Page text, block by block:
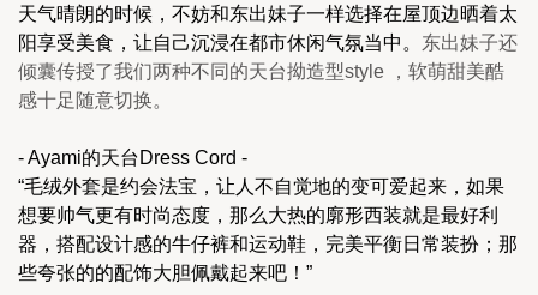
天气晴朗的时候，不妨和东出妹子一样选择在屋顶边晒着太
阳享受美食，让自己沉浸在都市休闲气氛当中。 东出妹子还
倾囊传授了我们两种不同的天台拗造型style ，软萌甜美酷
感十足随意切换。
- Ayami的天台Dress Cord -
“毛绒外套是约会法宝，让人不自觉地的变可爱起来，如果
想要帅气更有时尚态度，那么大热的廓形西装就是最好利
器，搭配设计感的牛仔裤和运动鞋，完美平衡日常装扮；那
些夸张的的配饰大胆佩戴起来吧！”